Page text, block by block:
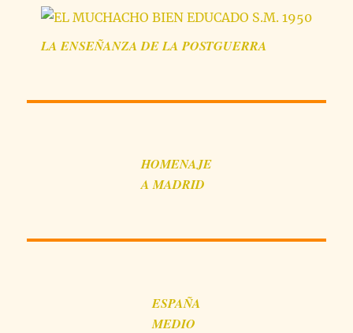
LAENSEÑANZADE LA POSTGUERRA
HOMENAJE
A MADRID
ESPAÑA
MEDIO